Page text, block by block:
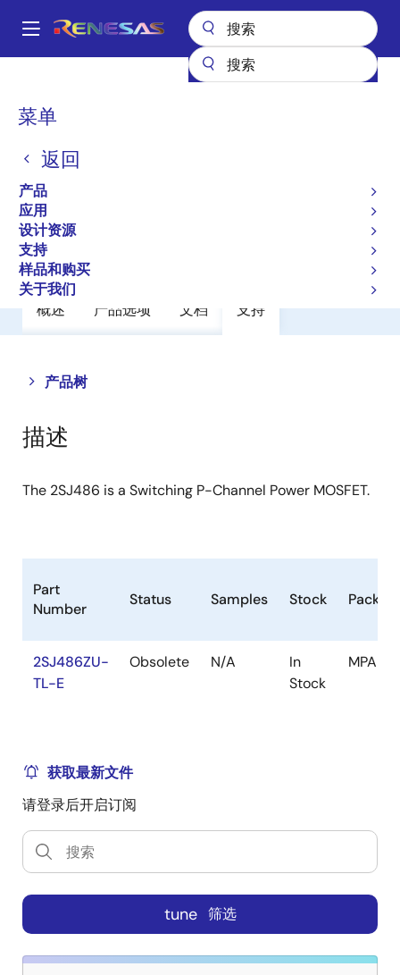
到
Main
菜单
返回
产品
应用
设计资源
支持
样品和购买
关于我们
面
屑
功率 MOSFET 2SJ486
2SJ486
过时
Switching P-Channel Power MOSFET
概述 产品选项 文档 支持
产品树
Close
tree
menu
Open
tree
menu
描述
The 2SJ486 is a Switching P-Channel Power MOSFET.
Part
Number
Status Samples Stock
2SJ486ZU-
TL-E
Obsolete N/A
In
Stock
MPAK
获取最新文件
请登录后开启订阅
tune 筛选